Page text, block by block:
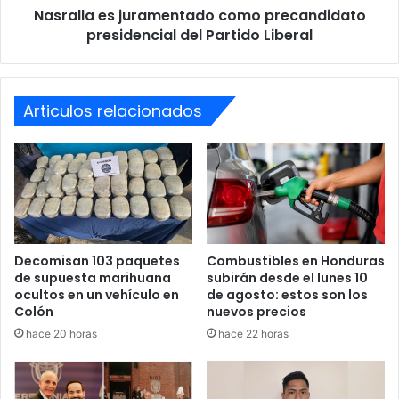
CICIH se instale en Honduras.
contra la corrupción y trabajamos arduamente para que
este mecanismo internacional se materialice”, afirmó el
canciller.
La instalación de la CICIH en Honduras es vista como un
paso crucial en la lucha contra la corrupción y la
impunidad, y su aprobación en el Congreso Nacional
marcaría un hito importante en la política anticorrupción
del país.
Congreso diputados
Enrique Reina
Nasralla es juramentado como precandidato
presidencial del Partido Liberal
Articulos relacionados
Decomisan 103 paquetes
de supuesta marihuana
ocultos en un vehículo en
Colón
hace 20 horas
Combustibles en Honduras
subirán desde el lunes 10
de agosto: estos son los
nuevos precios
hace 22 horas